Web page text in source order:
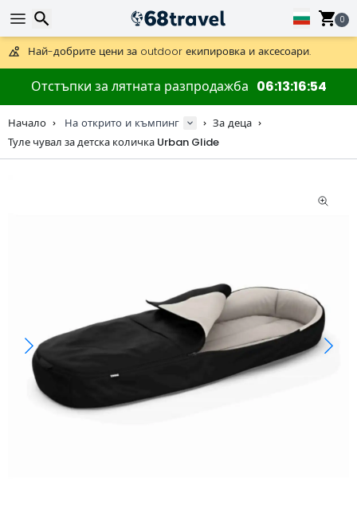
0
Предлага се и DHL Express за една нощ.
30 дни за връщане, 90 дни за дървени карти и декорации.
Най-добрите цени за outdoor екипировка и аксесоари.
Отстъпки за лятната разпродажба 06 13 16 53
Начало На открито и къмпинг
За деца
Туле чувал за детска количка Urban Glide
Търсене